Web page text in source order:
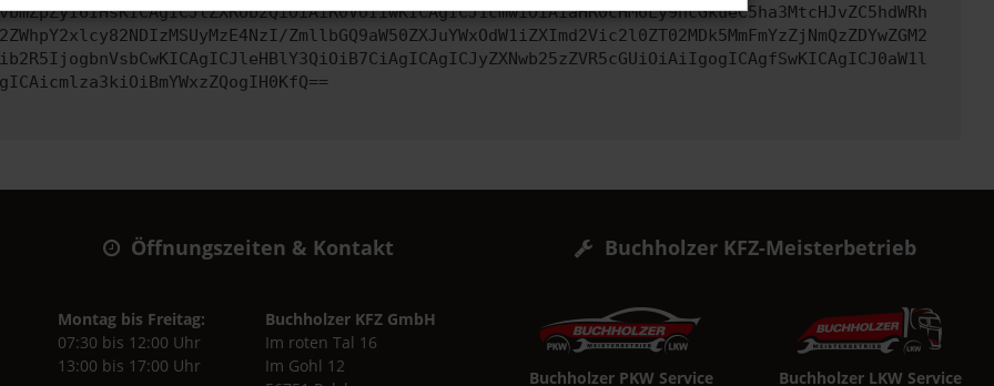
ZmllbGQ9aW50ZXJuYWxOdW1iZXImd2Vic2l0ZT02MDk5MmFmYzZjNmQzZDYwZGM2
Öffnungszeiten & Kontakt
Montag bis Freitag:
07:30 bis 12:00 Uhr
13:00 bis 17:00 Uhr
Buchholzer KFZ GmbH
Im roten Tal 16
Im Gohl 12
Buchholzer KFZ-Meisterbetrieb
Buchholzer PKW Service Buchholzer LKW Service